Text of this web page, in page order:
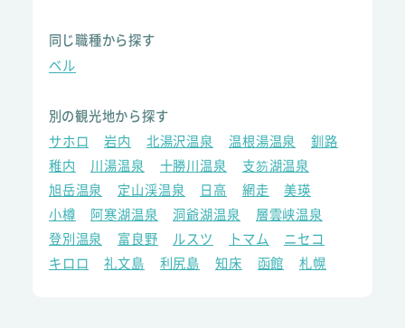
同じ職種から探す
ベル
別の観光地から探す
サホロ
岩内 北湯沢温泉 温根湯温泉
釧路
稚内
川湯温泉 十勝川温泉
支笏湖温泉
旭岳温泉
定山渓温泉 日高 網走
美瑛
小樽
阿寒湖温泉 洞爺湖温泉
層雲峡温泉
登別温泉
富良野 ルスツ トマム
ニセコ
キロロ
礼文島 利尻島 知床 函館 札幌